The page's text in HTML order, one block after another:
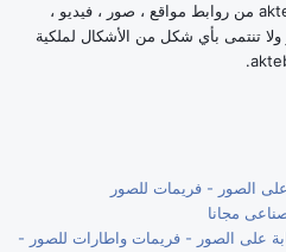
كل المعلومات المقدمة في موقع akteb من روابط مواقع ، صور ، فيديو ،
ولا تنتمى بأي شكل من الأشكال لملكية
الصور - فريمات للصور
مجانا
على الصور - فريمات واطارات للصور -